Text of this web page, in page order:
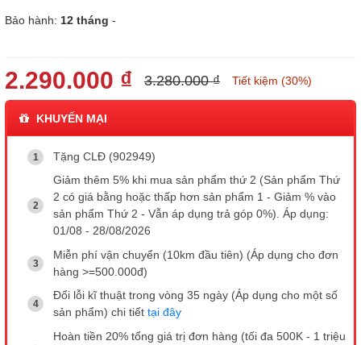
Bảo hành: 12 tháng -
2.290.000 ₫ 3.280.000 ₫ Tiết kiệm (30%)
KHUYẾN MẠI
Tặng CLĐ (902949)
Giảm thêm 5% khi mua sản phẩm thứ 2 (Sản phẩm Thứ
2 có giá bằng hoặc thấp hơn sản phẩm 1 - Giảm % vào
sản phẩm Thứ 2 - Vẫn áp dụng trả góp 0%). Áp dụng:
01/08 - 28/08/2026
Miễn phí vận chuyển (10km đầu tiên) (Áp dụng cho đơn
hàng >=500.000đ)
Đổi lỗi kĩ thuật trong vòng 35 ngày (Áp dụng cho một số
sản phẩm) chi tiết tại đây
Hoàn tiền 20% tổng giá trị đơn hàng (tối đa 500K - 1 triệu